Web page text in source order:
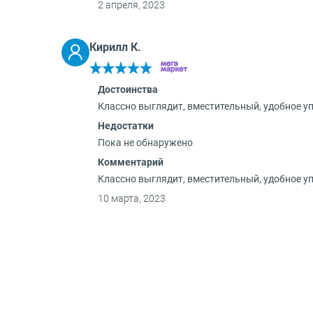
2 апреля, 2023
Кирилл К.
Достоинства
Классно выглядит, вместительный, удобное
Недостатки
Пока не обнаружено
Комментарий
Классно выглядит, вместительный, удобное
10 марта, 2023